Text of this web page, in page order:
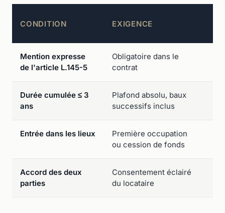
CONDITION EXIGENCE
Mention expresse
de l'article L.145-5
Obligatoire dans le
contrat
Durée cumulée ≤ 3
ans
Plafond absolu, baux
successifs inclus
Entrée dans les lieux
Première occupation
ou cession de fonds
Accord des deux
parties
Consentement éclairé
du locataire